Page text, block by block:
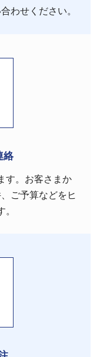
わせください。
絡
す。お客さまか
ご予算などをヒ